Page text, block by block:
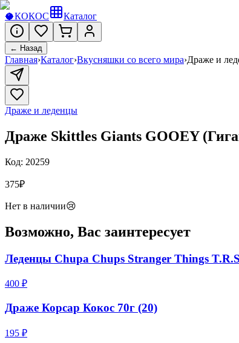
🥥КОКОС Каталог
← Назад
Главная›Каталог›Вкусняшки со всего мира›Драже и
Драже и леденцы
Драже Skittles Giants GOOEY
Код: 20259
375₽
Нет в наличии😢
Возможно, Вас заинтересует
Леденцы Chupa Chups Stranger Things
400 ₽
Драже Корсар Кокос 70г (20)
195 ₽